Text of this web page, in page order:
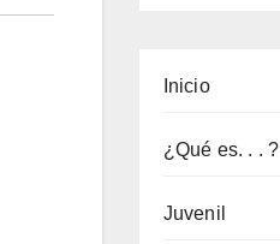
Inicio
¿Qué es. . . ?
Juvenil